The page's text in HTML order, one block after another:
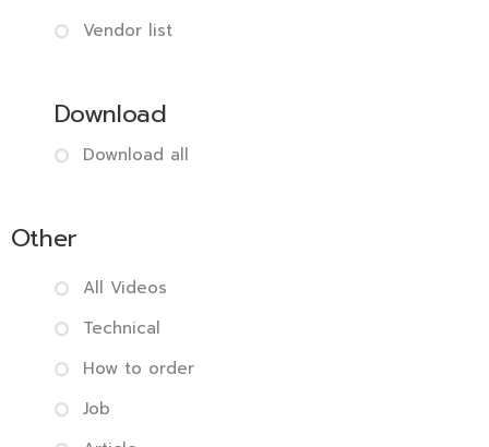
Vendor list
Download
Download all
Other
All Videos
Technical
How to order
Job